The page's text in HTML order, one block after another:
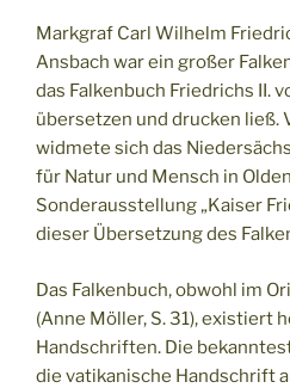
Markgraf Carl Wilhelm
Ansbach war ein großer
das Falkenbuch Friedrichs II.
übersetzen und drucken ließ.
widmete sich das
für Natur und Mensch in
Sonderausstellung „Kaiser
dieser Übersetzung des
Das Falkenbuch, obwohl im
(Anne Möller, S. 31), existiert
Handschriften. Die
die vatikanische Handschrift